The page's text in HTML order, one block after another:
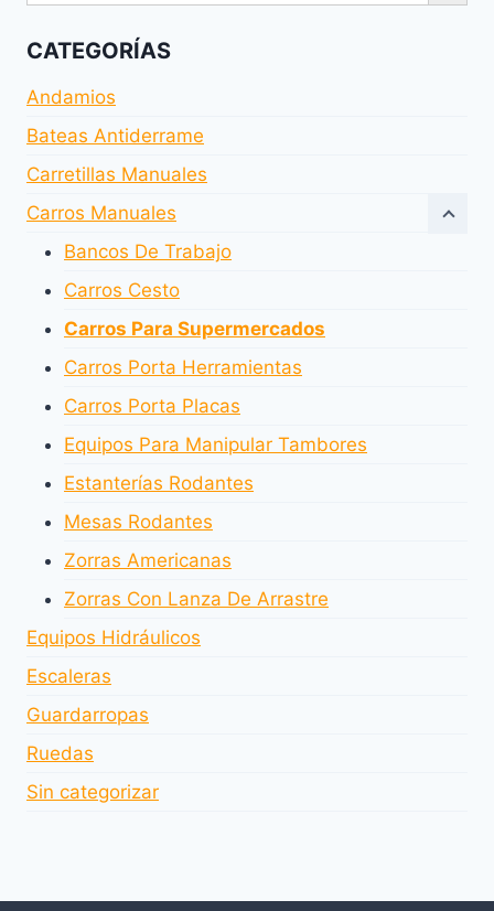
CATEGORÍAS
Andamios
Bateas Antiderrame
Carretillas Manuales
Carros Manuales
Bancos De Trabajo
Carros Cesto
Carros Para Supermercados
Carros Porta Herramientas
Carros Porta Placas
Equipos Para Manipular Tambores
Estanterías Rodantes
Mesas Rodantes
Zorras Americanas
Zorras Con Lanza De Arrastre
Equipos Hidráulicos
Escaleras
Guardarropas
Ruedas
Sin categorizar